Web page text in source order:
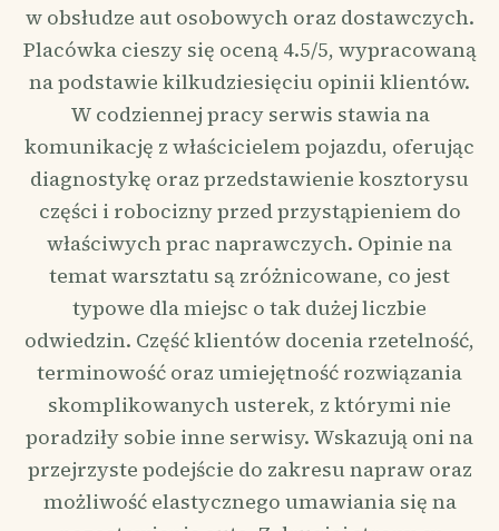
w obsłudze aut osobowych oraz dostawczych.
Placówka cieszy się oceną 4.5/5, wypracowaną
na podstawie kilkudziesięciu opinii klientów.
W codziennej pracy serwis stawia na
komunikację z właścicielem pojazdu, oferując
diagnostykę oraz przedstawienie kosztorysu
części i robocizny przed przystąpieniem do
właściwych prac naprawczych. Opinie na
temat warsztatu są zróżnicowane, co jest
typowe dla miejsc o tak dużej liczbie
odwiedzin. Część klientów docenia rzetelność,
terminowość oraz umiejętność rozwiązania
skomplikowanych usterek, z którymi nie
poradziły sobie inne serwisy. Wskazują oni na
przejrzyste podejście do zakresu napraw oraz
możliwość elastycznego umawiania się na